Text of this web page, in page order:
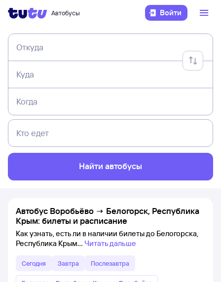
Автобусы Войти
Откуда
Куда
Когда
Кто едет
Найти автобусы
Автобус Воробьёво → Белогорск, Республика
Крым: билеты и расписание
Как узнать, есть ли в наличии билеты до Белогорска,
Республика Крым
Читать дальше
Сегодня Завтра Послезавтра